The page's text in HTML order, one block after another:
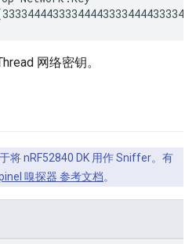
网络密钥。
将 nRF52840 DK 用作 Sniffer。有
嗅探器 参考文档。